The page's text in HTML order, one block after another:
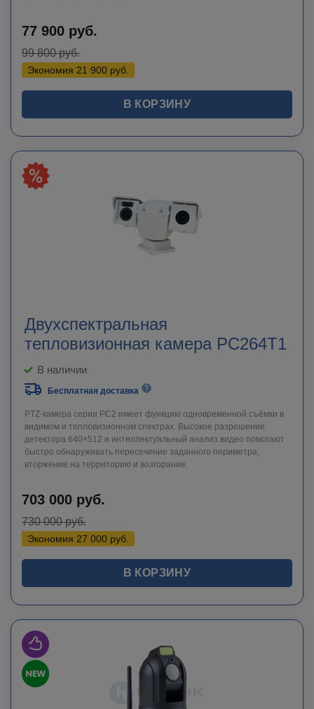
77 900 руб.
99 800руб.
Экономия 21 900 руб.
В КОРЗИНУ
Двухспектральная
тепловизионная камера PC264T1
В наличии
Бесплатная доставка
PTZ-камера серии PC2 имеет функцию одновременной съёмки в
видимом и тепловизионном спектрах. Высокое разрешение
детектора 640×512 и интеллектуальный анализ видео помогают
быстро обнаруживать пересечение заданного периметра,
вторжение на территорию и возгорание.
703 000 руб.
730 000руб.
Экономия 27 000 руб.
В КОРЗИНУ